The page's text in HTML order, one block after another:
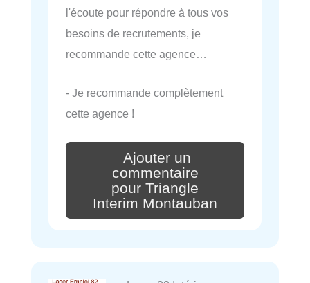
l'écoute pour répondre à tous vos
besoins de recrutements, je
recommande cette agence…
- Je recommande complètement
cette agence !
Ajouter un
commentaire
pour Triangle
Interim Montauban